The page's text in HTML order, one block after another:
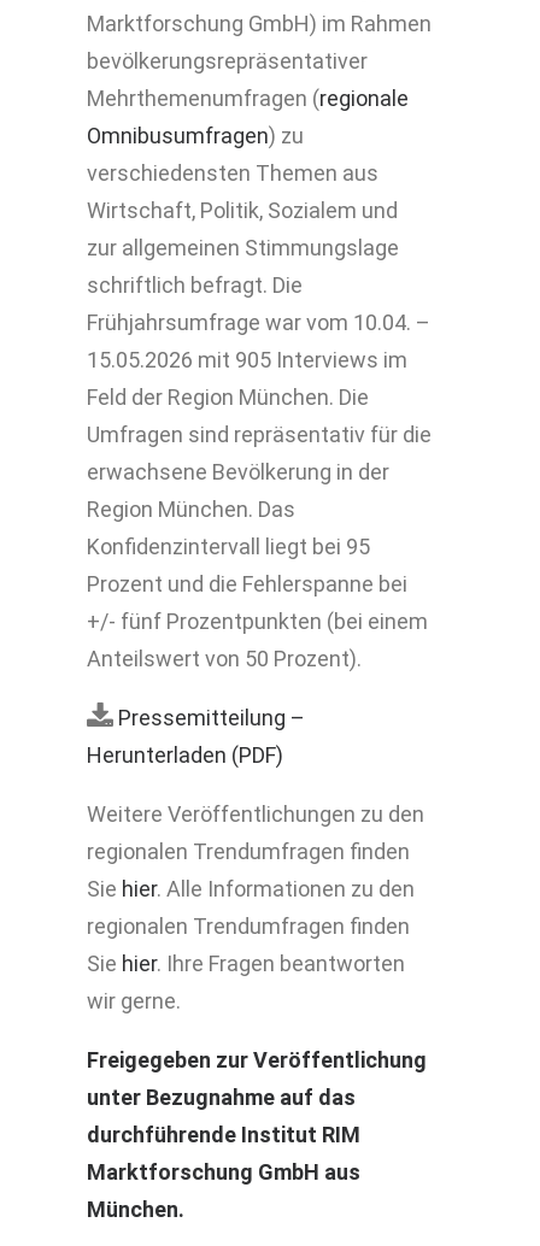
Marktforschung GmbH) im Rahmen
bevölkerungsrepräsentativer
Mehrthemenumfragen (regionale
Omnibusumfragen) zu
verschiedensten Themen aus
Wirtschaft, Politik, Sozialem und
zur allgemeinen Stimmungslage
schriftlich befragt. Die
Frühjahrsumfrage war vom 10.04. –
15.05.2026 mit 905 Interviews im
Feld der Region München. Die
Umfragen sind repräsentativ für die
erwachsene Bevölkerung in der
Region München. Das
Konfidenzintervall liegt bei 95
Prozent und die Fehlerspanne bei
+/- fünf Prozentpunkten (bei einem
Anteilswert von 50 Prozent).
Pressemitteilung –
Herunterladen (PDF)
Weitere Veröffentlichungen zu den
regionalen Trendumfragen finden
Sie hier. Alle Informationen zu den
regionalen Trendumfragen finden
Sie hier. Ihre Fragen beantworten
wir gerne.
Freigegeben zur Veröffentlichung
unter Bezugnahme auf das
durchführende Institut RIM
Marktforschung GmbH aus
München.